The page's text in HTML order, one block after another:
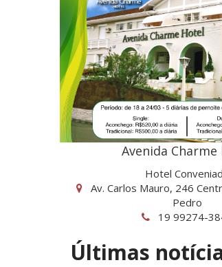
Avenida Charme
Hotel
Av. Carlos Mauro, 246
Pedro
19 99274-
Últimas